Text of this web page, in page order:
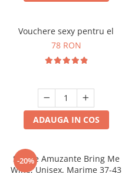
Vouchere sexy pentru el
78 RON
ADAUGA IN COS
-20%
Sosete Amuzante Bring Me
Wine, Unisex, Marime 37-43